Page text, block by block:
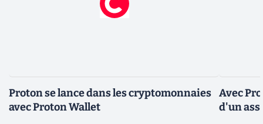
Proton se lance dans les cryptomonnaies
avec Proton Wallet
Avec
d'un